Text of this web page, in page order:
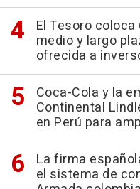
El Tesoro
medio y largo
ofrecida a
Coca-Cola y la
Continental
en Perú para
La firma
el sistema de